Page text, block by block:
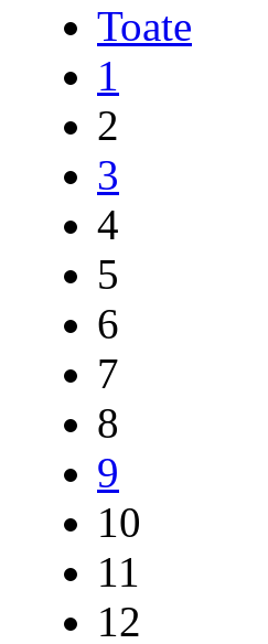
Toate
1
2
3
4
5
6
7
8
9
10
11
12